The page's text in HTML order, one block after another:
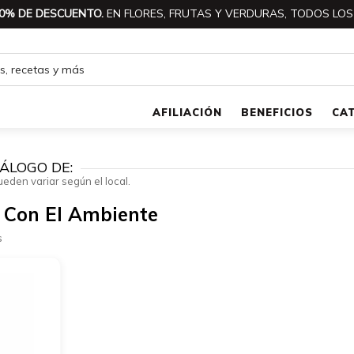
DE DESCUENTO. EN FLORES, FRUTAS Y VERDURAS, TODOS
AFILIACIÓN BENEFICIOS
DE:
variar según el local.
El Ambiente